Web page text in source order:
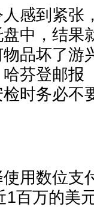
到紧张
中，结果
品坏了游
芬登邮报
时务必不
数位支
百万的美